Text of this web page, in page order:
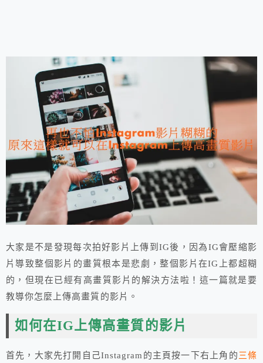
大家是不是發現每次拍好影片上傳到IG後，因為IG會壓縮影
片導致整個影片的畫質根本是悲劇，整個影片在IG上都超糊
的，但現在已經有高畫質影片的解決方法啦！這一篇就是要
教導你怎麼上傳高畫質的影片。
如何在IG上傳高畫質的影片
首先，大家先打開自己Instagram的主頁按一下右上角的三條